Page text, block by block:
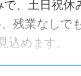
、⼟⽇祝休
残業なしで
めます。